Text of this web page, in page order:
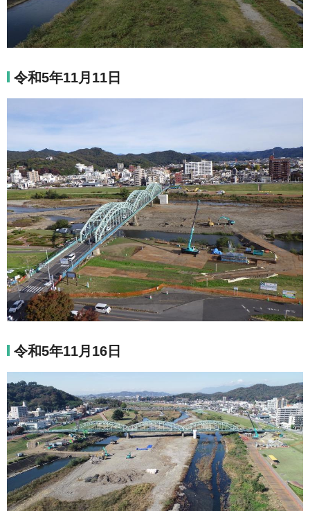
令和5年11月11日
令和5年11月16日